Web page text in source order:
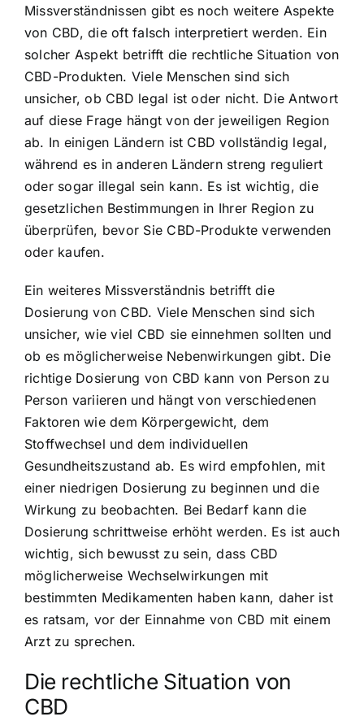
Missverständnissen gibt es noch weitere Aspekte
von CBD, die oft falsch interpretiert werden. Ein
solcher Aspekt betrifft die rechtliche Situation von
CBD-Produkten. Viele Menschen sind sich
unsicher, ob CBD legal ist oder nicht. Die Antwort
auf diese Frage hängt von der jeweiligen Region
ab. In einigen Ländern ist CBD vollständig legal,
während es in anderen Ländern streng reguliert
oder sogar illegal sein kann. Es ist wichtig, die
gesetzlichen Bestimmungen in Ihrer Region zu
überprüfen, bevor Sie CBD-Produkte verwenden
oder kaufen.
Ein weiteres Missverständnis betrifft die
Dosierung von CBD. Viele Menschen sind sich
unsicher, wie viel CBD sie einnehmen sollten und
ob es möglicherweise Nebenwirkungen gibt. Die
richtige Dosierung von CBD kann von Person zu
Person variieren und hängt von verschiedenen
Faktoren wie dem Körpergewicht, dem
Stoffwechsel und dem individuellen
Gesundheitszustand ab. Es wird empfohlen, mit
einer niedrigen Dosierung zu beginnen und die
Wirkung zu beobachten. Bei Bedarf kann die
Dosierung schrittweise erhöht werden. Es ist auch
wichtig, sich bewusst zu sein, dass CBD
möglicherweise Wechselwirkungen mit
bestimmten Medikamenten haben kann, daher ist
es ratsam, vor der Einnahme von CBD mit einem
Arzt zu sprechen.
Die rechtliche Situation von
CBD